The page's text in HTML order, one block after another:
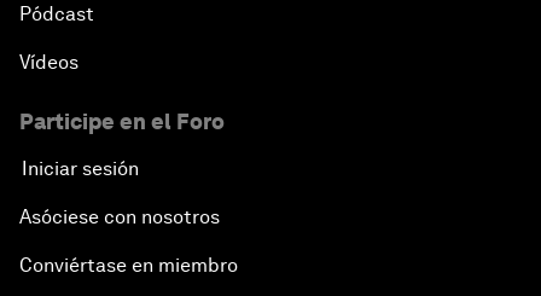
Pódcast
Vídeos
Participe en el Foro
Iniciar sesión
Asóciese con nosotros
Conviértase en miembro